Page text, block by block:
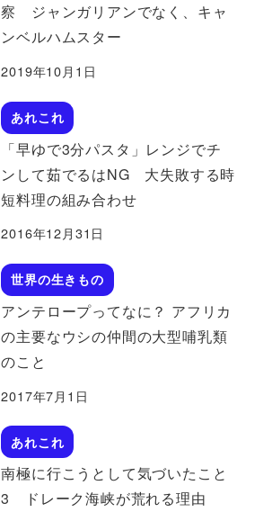
察 ジャンガリアンでなく、キャ
ンベルハムスター
2019年10月1日
あれこれ
「早ゆで3分パスタ」レンジでチ
ンして茹でるはNG 大失敗する時
短料理の組み合わせ
2016年12月31日
世界の生きもの
アンテロープってなに？ アフリカ
の主要なウシの仲間の大型哺乳類
のこと
2017年7月1日
あれこれ
南極に行こうとして気づいたこと
3 ドレーク海峡が荒れる理由